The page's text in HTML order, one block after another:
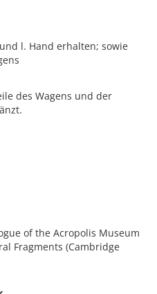
l. Hand erhalten; sowie
des Wagens und der
of the Acropolis Museum
Fragments (Cambridge